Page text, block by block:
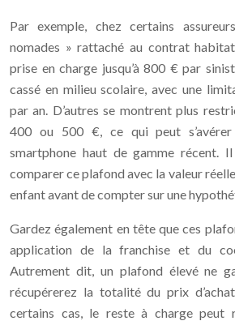
Par exemple, chez certains
nomades » rattaché au contrat
prise en charge jusqu’à 800 € par
cassé en milieu scolaire, avec une
par an. D’autres se montrent plus
400 ou 500 €, ce qui peut
smartphone haut de gamme récent.
comparer ce plafond avec la valeur
enfant avant de compter sur une
Gardez également en tête que ces
application de la franchise et du
Autrement dit, un plafond élevé ne
récupérerez la totalité du prix
certains cas, le reste à charge peut